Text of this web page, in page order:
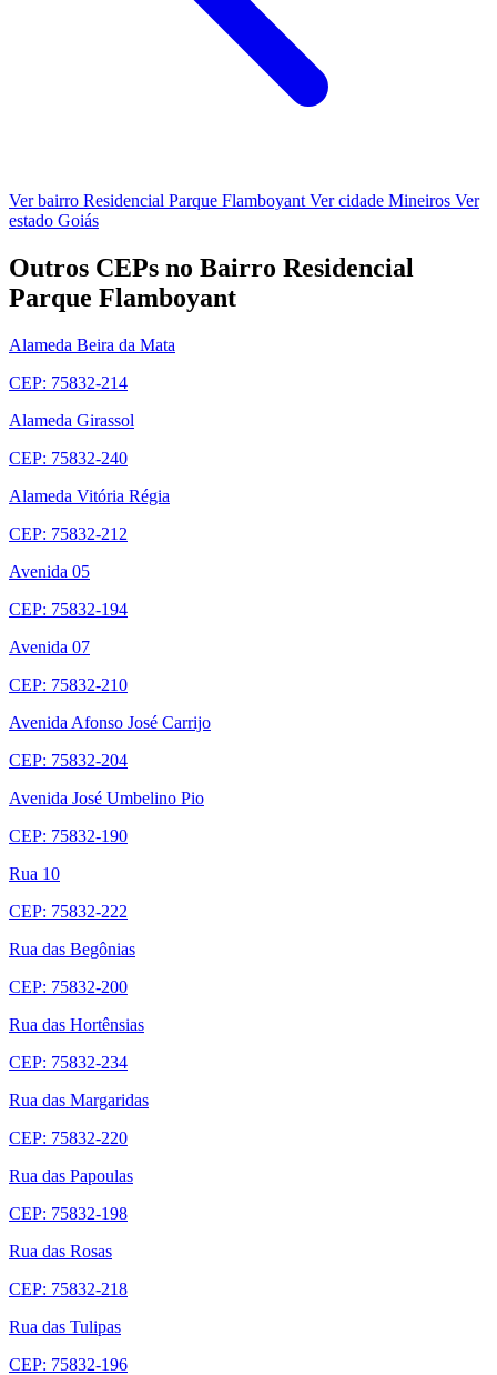
Ver bairro Residencial Parque Flamboyant Ver cidade Mineiros Ver
estado Goiás
Outros CEPs no Bairro Residencial
Parque Flamboyant
Alameda Beira da Mata
CEP: 75832-214
Alameda Girassol
CEP: 75832-240
Alameda Vitória Régia
CEP: 75832-212
Avenida 05
CEP: 75832-194
Avenida 07
CEP: 75832-210
Avenida Afonso José Carrijo
CEP: 75832-204
Avenida José Umbelino Pio
CEP: 75832-190
Rua 10
CEP: 75832-222
Rua das Begônias
CEP: 75832-200
Rua das Hortênsias
CEP: 75832-234
Rua das Margaridas
CEP: 75832-220
Rua das Papoulas
CEP: 75832-198
Rua das Rosas
CEP: 75832-218
Rua das Tulipas
CEP: 75832-196